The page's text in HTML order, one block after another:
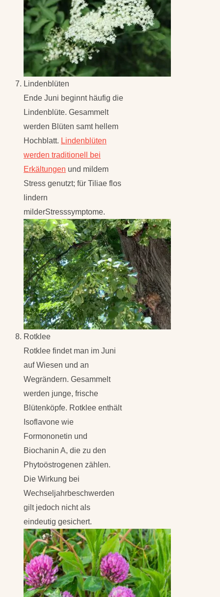
Lindenblüten
Ende Juni beginnt häufig die
Lindenblüte. Gesammelt
werden Blüten samt hellem
Hochblatt. Lindenblüten
werden traditionell bei
Erkältungen und mildem
Stress genutzt; für Tiliae flos
lindern
milderStresssymptome.
Rotklee
Rotklee findet man im Juni
auf Wiesen und an
Wegrändern. Gesammelt
werden junge, frische
Blütenköpfe. Rotklee enthält
Isoflavone wie
Formononetin und
Biochanin A, die zu den
Phytoöstrogenen zählen.
Die Wirkung bei
Wechseljahrbeschwerden
gilt jedoch nicht als
eindeutig gesichert.